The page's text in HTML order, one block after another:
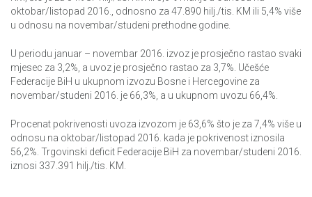
oktobar/listopad 2016., odnosno za 47.890 hilj./tis. KM ili 5,4% više
u odnosu na novembar/studeni prethodne godine.
U periodu januar – novembar 2016. izvoz je prosječno rastao svaki
mjesec za 3,2%, a uvoz je prosječno rastao za 3,7%. Učešće
Federacije BiH u ukupnom izvozu Bosne i Hercegovine za
novembar/studeni 2016. je 66,3%, a u ukupnom uvozu 66,4%.
Procenat pokrivenosti uvoza izvozom je 63,6% što je za 7,4% više u
odnosu na oktobar/listopad 2016. kada je pokrivenost iznosila
56,2%. Trgovinski deficit Federacije BiH za novembar/studeni 2016.
iznosi 337.391 hilj./tis. KM.